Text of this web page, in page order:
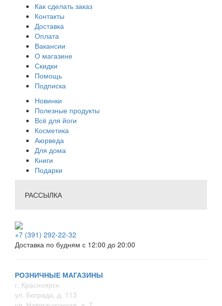
Как сделать заказ
Контакты
Доставка
Оплата
Вакансии
О магазине
Скидки
Помощь
Подписка
Новинки
Полезные продукты
Всё для йоги
Косметика
Аюрведа
Для дома
Книги
Подарки
РАССЫЛКА
+7 (391) 292-22-32
Доставка по будням с 12:00 до 20:00
РОЗНИЧНЫЕ МАГАЗИНЫ
г. Красноярск
ул. Бограда, д. 113